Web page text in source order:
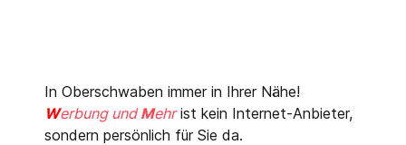
In Oberschwaben immer in Ihrer Nähe!
Werbung undMehrist kein Internet-Anbieter,
sondern persönlich für Sie da.